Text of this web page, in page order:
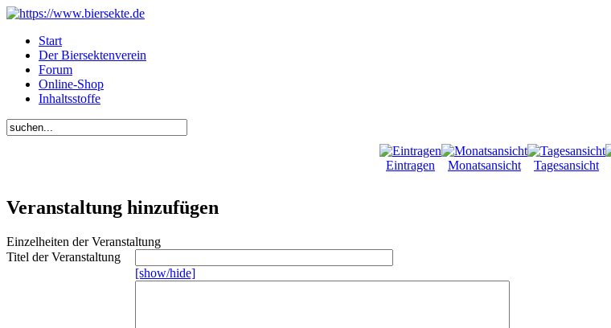
Start
Der Biersektenverein
Forum
Online-Shop
Inhaltsstoffe
Eintragen Monatsansicht Tagesansicht
Veranstaltung hinzufügen
Einzelheiten der Veranstaltung
Titel der Veranstaltung
[show/hide]